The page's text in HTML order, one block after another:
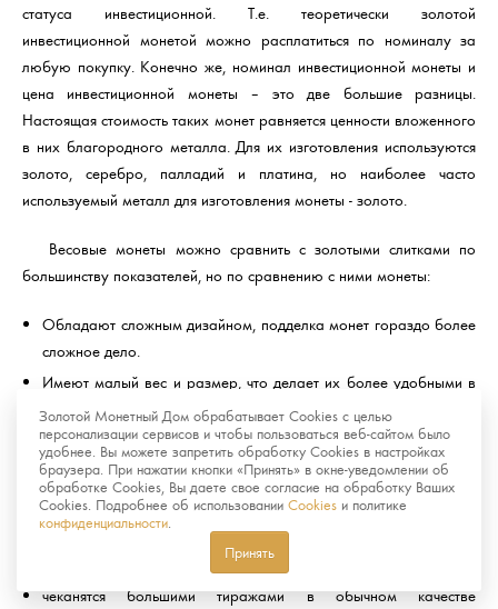
статуса инвестиционной. Т.е. теоретически золотой
инвестиционной монетой можно расплатиться по номиналу за
любую покупку. Конечно же, номинал инвестиционной монеты и
цена инвестиционной монеты – это две большие разницы.
Настоящая стоимость таких монет равняется ценности вложенного
в них благородного металла. Для их изготовления используются
золото, серебро, палладий и платина, но наиболее часто
используемый металл для изготовления монеты - золото.
Весовые монеты можно сравнить с золотыми слитками по
большинству показателей, но по сравнению с ними монеты:
Обладают сложным дизайном, подделка монет гораздо более
сложное дело.
Имеют малый вес и размер, что делает их более удобными в
хранении и реализации.
Памятные и инвестиционные монеты отличаются тем, что
вторые:
не пользуются большим спросом у нумизматов
не имеют художественной ценности
чеканятся большими тиражами в обычном качестве
Золотой Монетный Дом обрабатывает Cookies с целью
персонализации сервисов и чтобы пользоваться веб-сайтом было
удобнее. Вы можете запретить обработку Cookies в настройках
браузера. При нажатии кнопки «Принять» в окне-уведомлении об
обработке Cookies, Вы даете свое согласие на обработку Ваших
Cookies. Подробнее об использовании Cookies и политике
конфиденциальности
Принять